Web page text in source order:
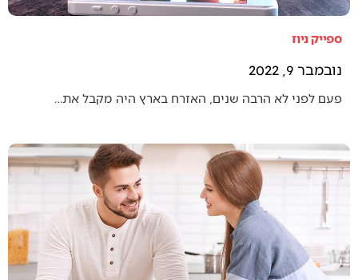
ספייק ניוז
נובמבר 9, 2022
פעם לפני לא הרבה שנים, האזרח בארץ היה מקבל את…